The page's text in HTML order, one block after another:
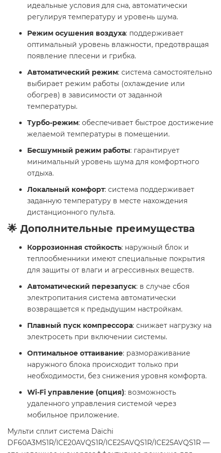
идеальные условия для сна, автоматически
регулируя температуру и уровень шума.
Режим осушения воздуха: поддерживает
оптимальный уровень влажности, предотвращая
появление плесени и грибка.
Автоматический режим: система самостоятельно
выбирает режим работы (охлаждение или
обогрев) в зависимости от заданной
температуры.
Турбо-режим: обеспечивает быстрое достижение
желаемой температуры в помещении.
Бесшумный режим работы: гарантирует
минимальный уровень шума для комфортного
отдыха.
Локальный комфорт: система поддерживает
заданную температуру в месте нахождения
дистанционного пульта.
🌟 Дополнительные преимущества
Коррозионная стойкость: наружный блок и
теплообменники имеют специальные покрытия
для защиты от влаги и агрессивных веществ.
Автоматический перезапуск: в случае сбоя
электропитания система автоматически
возвращается к предыдущим настройкам.
Плавный пуск компрессора: снижает нагрузку на
электросеть при включении системы.
Оптимальное оттаивание: размораживание
наружного блока происходит только при
необходимости, без снижения уровня комфорта.
Wi-Fi управление (опция): возможность
удаленного управления системой через
мобильное приложение.
Мульти сплит система Daichi
DF60A3MS1R/ICE20AVQS1R/ICE25AVQS1R/ICE25AVQS1R —